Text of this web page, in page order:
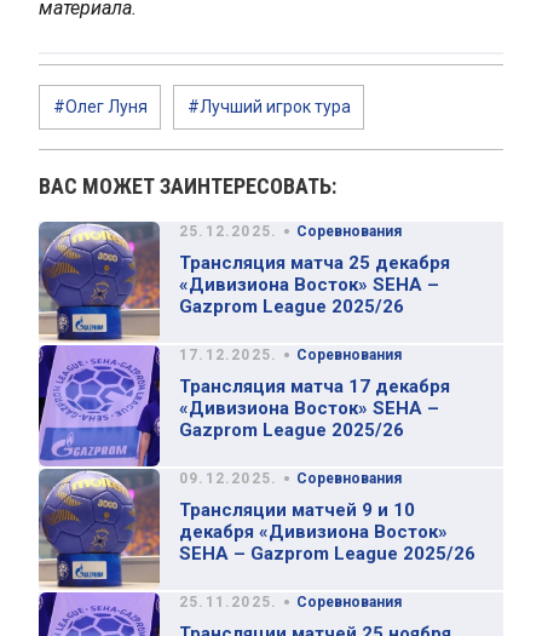
материала.
#Олег Луня #Лучший игрок тура
ВАС МОЖЕТ ЗАИНТЕРЕСОВАТЬ:
25.12.2025. • Соревнования
Трансляция матча 25 декабря
«Дивизиона Восток» SEHA –
Gazprom League 2025/26
17.12.2025. • Соревнования
Трансляция матча 17 декабря
«Дивизиона Восток» SEHA –
Gazprom League 2025/26
09.12.2025. • Соревнования
Трансляции матчей 9 и 10
декабря «Дивизиона Восток»
SEHA – Gazprom League 2025/26
25.11.2025. • Соревнования